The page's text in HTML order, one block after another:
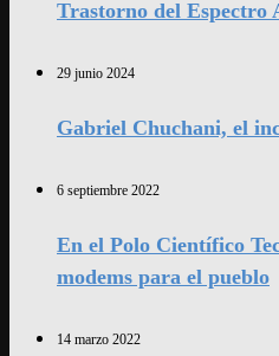
Trastorno del Espectro
29 junio 2024
Gabriel Chuchani, el
6 septiembre 2022
En el Polo Científico
modems para el pueblo
14 marzo 2022